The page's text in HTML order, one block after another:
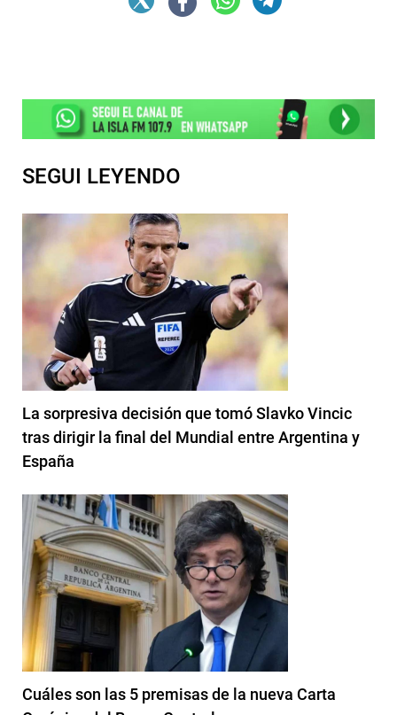
SEGUI LEYENDO
La sorpresiva decisión que tomó Slavko Vincic
tras dirigir la final del Mundial entre Argentina y
España
Cuáles son las 5 premisas de la nueva Carta